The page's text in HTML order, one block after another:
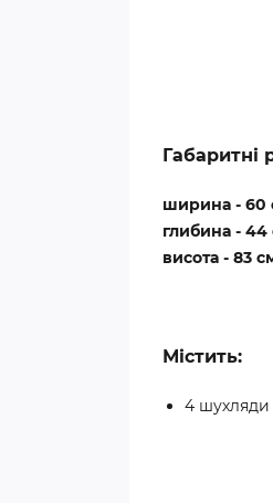
Габаритні
ширина - 60
глибина - 44
висота - 83
Містить:
4 шухляди